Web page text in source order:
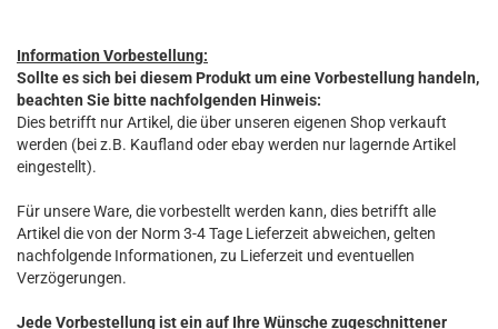
Information Vorbestellung:
Sollte es sich bei diesem Produkt um eine Vorbestellung handeln,
beachten Sie bitte nachfolgenden Hinweis:
Dies betrifft nur Artikel, die über unseren eigenen Shop verkauft
werden (bei z.B. Kaufland oder ebay werden nur lagernde Artikel
eingestellt).
Für unsere Ware, die vorbestellt werden kann, dies betrifft alle
Artikel die von der Norm 3-4 Tage Lieferzeit abweichen, gelten
nachfolgende Informationen, zu Lieferzeit und eventuellen
Verzögerungen.
Jede Vorbestellung ist ein auf Ihre Wünsche zugeschnittener